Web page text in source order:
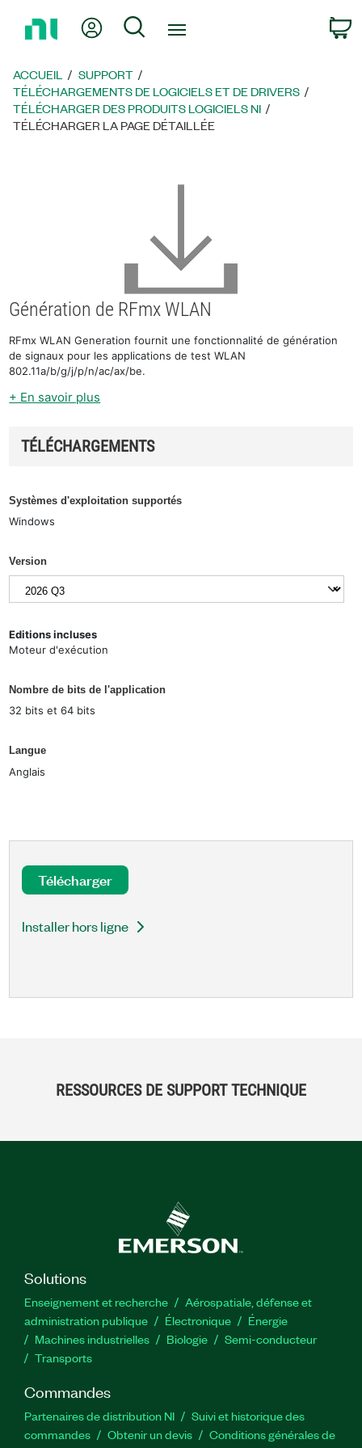
page
d’accueil
Mon compteRechercher
ACCUEIL
SUPPORT
TÉLÉCHARGEMENTS DE LOGICIELS ET DE DRIVERS
TÉLÉCHARGER DES PRODUITS LOGICIELS NI
TÉLÉCHARGER LA PAGE DÉTAILLÉE
Génération de RFmx WLAN
RFmx WLAN Generation fournit une fonctionnalité de génération
de signaux pour les applications de test WLAN
802.11a/b/g/j/p/n/ac/ax/be.
+ En savoir plus
TÉLÉCHARGEMENTS
Systèmes d'exploitation supportés
Windows
Version
Editions incluses
Moteur d'exécution
Nombre de bits de l'application
32 bits et 64 bits
Langue
Anglais
Télécharger
Installer hors ligne
RESSOURCES DE SUPPORT TECHNIQUE
Solutions
Enseignement et recherche
Aérospatiale, défense et
administration publique
Électronique
Énergie​
Machines industrielles
Biologie
Semi-conducteur
Transports
Commandes
Partenaires de distribution NI
Suivi et historique des
commandes
Obtenir un devis
Conditions générales de